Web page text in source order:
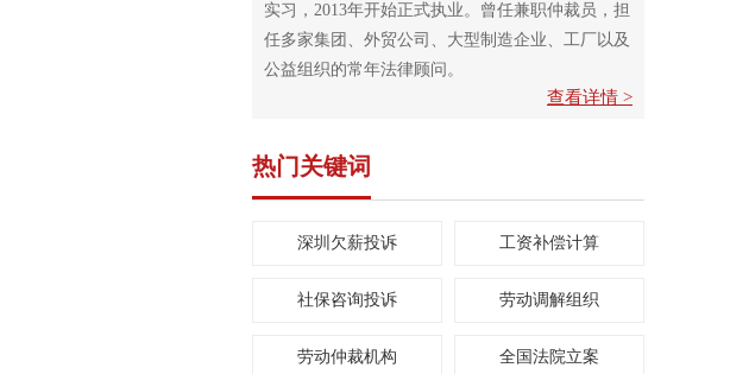
实习，2013年开始正式执业。曾任兼职仲裁员，担
任多家集团、外贸公司、大型制造企业、工厂以及
公益组织的常年法律顾问。
查看详情 >
热门关键词
深圳欠薪投诉 工资补偿计算
社保咨询投诉 劳动调解组织
劳动仲裁机构 全国法院立案